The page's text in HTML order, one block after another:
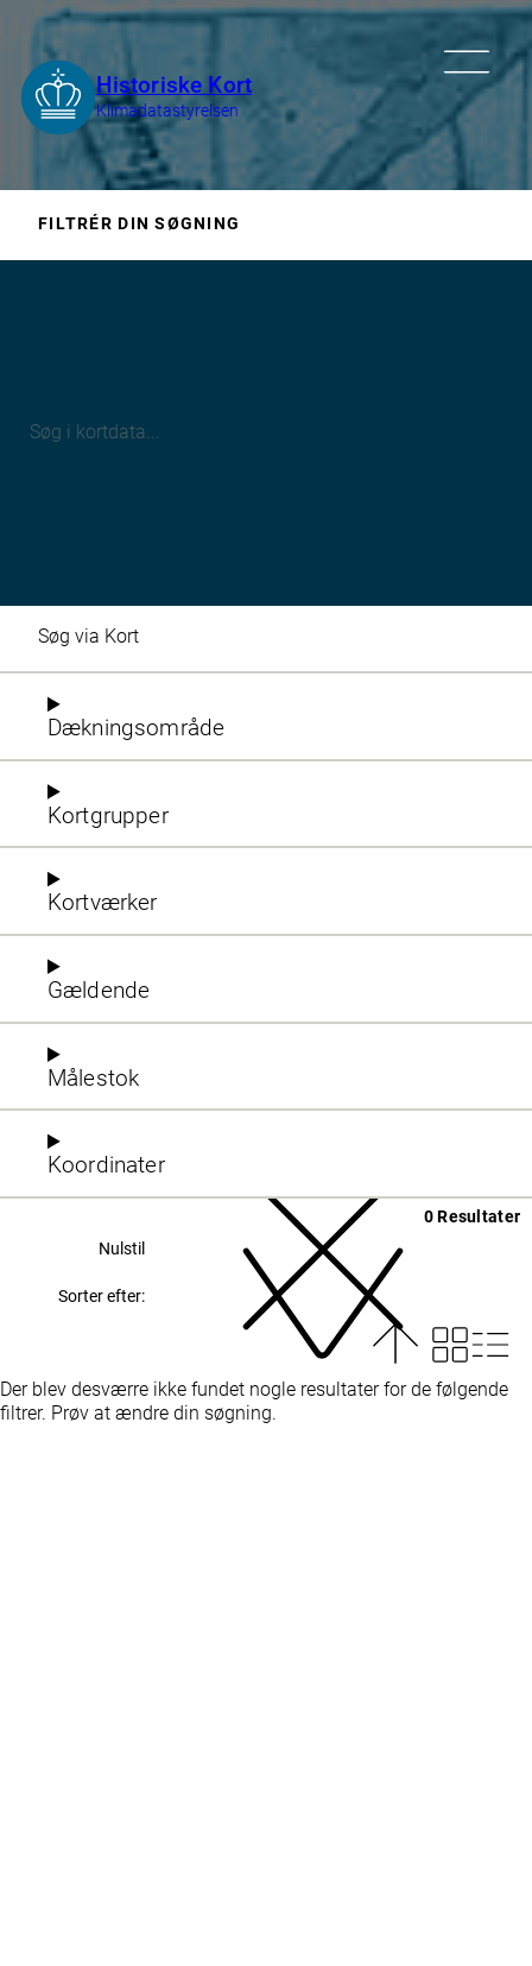
FILTRÉR DIN SØGNING
Søg via Kort
Dækningsområde
Kortgrupper
Kortværker
Gældende
Målestok
Koordinater
0 Resultater
Nulstil
Sorter efter:
Der blev desværre ikke fundet nogle resultater for de følgende
filtrer. Prøv at ændre din søgning.